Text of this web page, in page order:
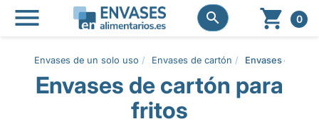
 
  0
Envases de un solo uso Envases de cartón Envases de
Envases de cartón para
fritos